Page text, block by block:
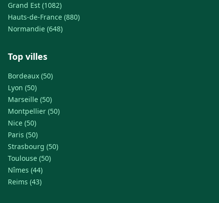
Grand Est (1082)
Hauts-de-France (880)
Normandie (648)
Top villes
Bordeaux (50)
Lyon (50)
Marseille (50)
Montpellier (50)
Nice (50)
Paris (50)
Strasbourg (50)
Toulouse (50)
Nîmes (44)
Reims (43)